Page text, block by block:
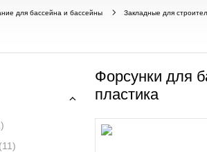
для бассейна и бассейны Закладные для
(11)
Форсунки для
пластика